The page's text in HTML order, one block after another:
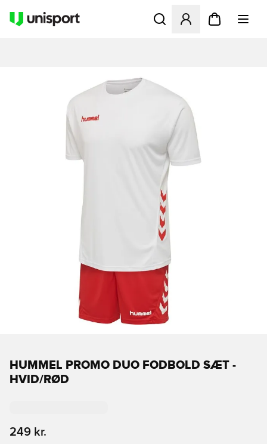
Åbner en Modal til at
HUMMEL PROMO DUO FODBOLD SÆT -
HVID/RØD
249 kr.